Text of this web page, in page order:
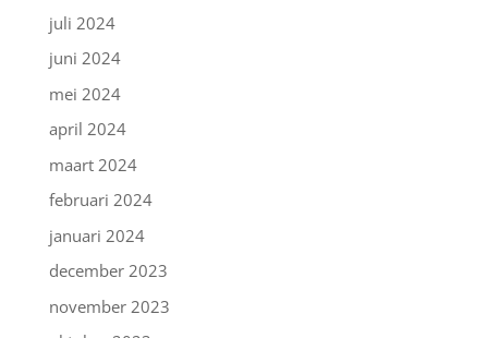
juli 2024
juni 2024
mei 2024
april 2024
maart 2024
februari 2024
januari 2024
december 2023
november 2023